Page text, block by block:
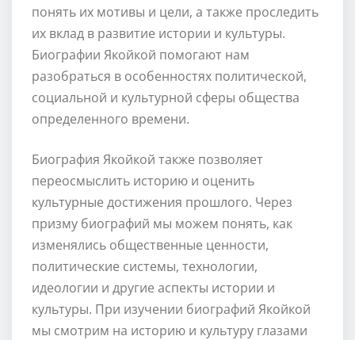
понять их мотивы и цели, а также проследить
их вклад в развитие истории и культуры.
Биографии Якойкой помогают нам
разобраться в особенностях политической,
социальной и культурной сферы общества
определенного времени.
Биография Якойкой также позволяет
переосмыслить историю и оценить
культурные достижения прошлого. Через
призму биографий мы можем понять, как
изменялись общественные ценности,
политические системы, технологии,
идеологии и другие аспекты истории и
культуры. При изучении биографий Якойкой
мы смотрим на историю и культуру глазами